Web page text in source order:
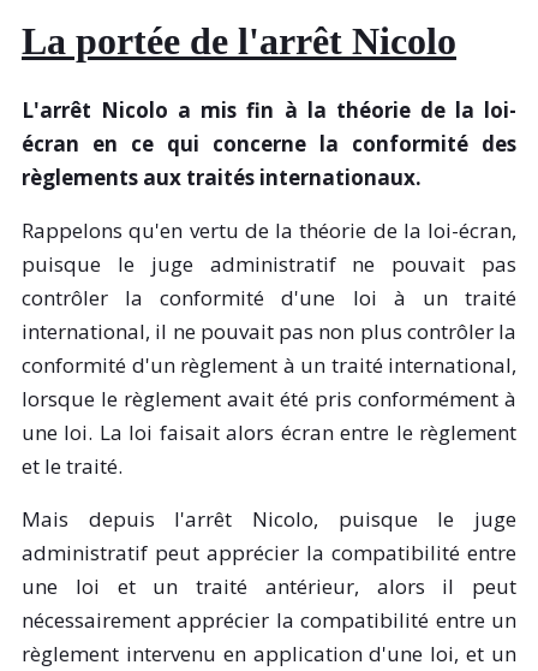
La portée de l'arrêt Nicolo
L'arrêt Nicolo a mis fin à la théorie de la loi-
écran en ce qui concerne la conformité des
règlements aux traités internationaux.
Rappelons qu'en vertu de la théorie de la loi-écran,
puisque le juge administratif ne pouvait pas
contrôler la conformité d'une loi à un traité
international, il ne pouvait pas non plus contrôler la
conformité d'un règlement à un traité international,
lorsque le règlement avait été pris conformément à
une loi. La loi faisait alors écran entre le règlement
et le traité.
Mais depuis l'arrêt Nicolo, puisque le juge
administratif peut apprécier la compatibilité entre
une loi et un traité antérieur, alors il peut
nécessairement apprécier la compatibilité entre un
règlement intervenu en application d'une loi, et un